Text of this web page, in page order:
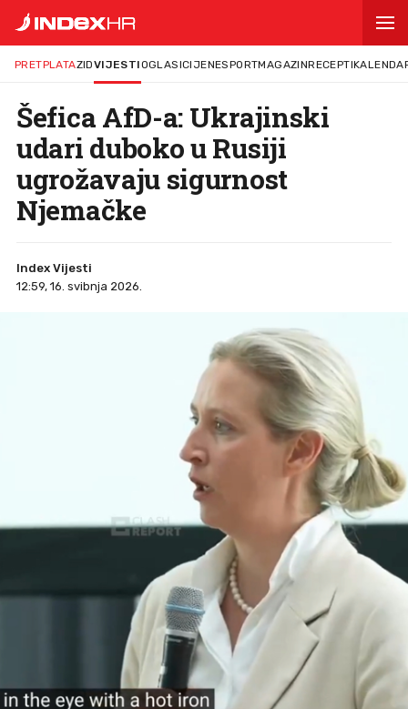
PRETPLATAZIDVIJESTIOGLASICIJENESPORTMAGAZINRECEPTI
Šefica AfD-a: Ukrajinski
udari duboko u Rusiji
ugrožavaju sigurnost
Njemačke
Index Vijesti
12:59, 16. svibnja 2026.